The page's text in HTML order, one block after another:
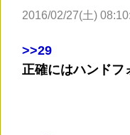
2016/02/27(土)
>>29
正確にはハンドフ